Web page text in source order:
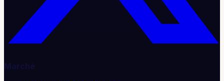
Marché